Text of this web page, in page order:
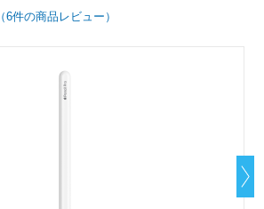
（6件の商品レビュー）